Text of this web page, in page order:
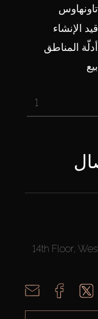
تاونهاوس
قيد الإنشاء
أدلّة المناطق
بيع
1
14th Floor,